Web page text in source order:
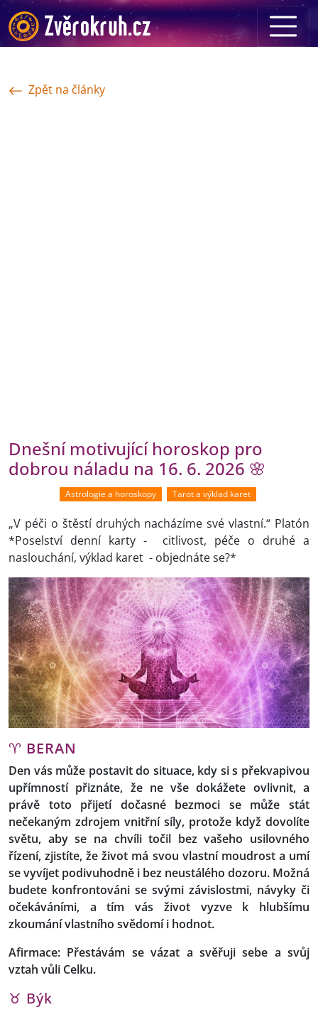
Zpět na články
Dnešní motivující horoskop pro
dobrou náladu na 16. 6. 2026 🌸
Astrologie a horoskopy Tarot a výklad karet
„V péči o štěstí druhých nacházíme své vlastní.“ Platón
*Poselství denní karty - citlivost, péče o druhé a
naslouchání, výklad karet - objednáte se?*
♈ BERAN
Den vás může postavit do situace, kdy si s překvapivou
upřímností přiznáte, že ne vše dokážete ovlivnit, a
právě toto přijetí dočasné bezmoci se může stát
nečekaným zdrojem vnitřní síly, protože když dovolíte
světu, aby se na chvíli točil bez vašeho usilovného
řízení, zjistíte, že život má svou vlastní moudrost a umí
se vyvíjet podivuhodně i bez neustálého dozoru. Možná
budete konfrontováni se svými závislostmi, návyky či
očekáváními, a tím vás život vyzve k hlubšímu
zkoumání vlastního svědomí i hodnot.
Afirmace: Přestávám se vázat a svěřuji sebe a svůj
vztah vůli Celku.
♉ Býk